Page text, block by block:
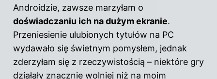
Androidzie, zawsze marzyłam o
doświadczaniu ich na dużym ekranie.
Przeniesienie ulubionych tytułów na PC
wydawało się świetnym pomysłem, jednak
zderzyłam się z rzeczywistością – niektóre gry
działały znacznie wolniej niż na moim